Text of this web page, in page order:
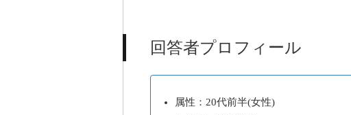
回答者プロフィール
属性：20代前半(女性)